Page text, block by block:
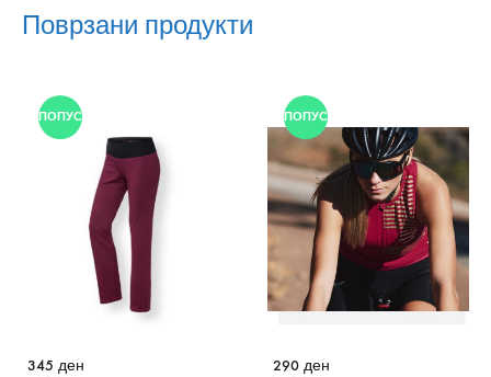
Поврзани продукти
ПОПУСТ
345 ден
ПОПУСТ
290 ден